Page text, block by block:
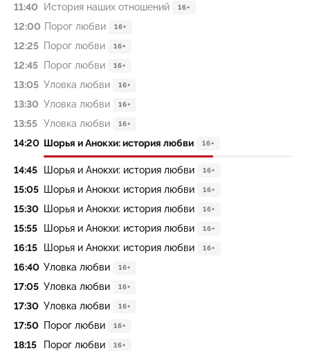
11:40 История наших отношений 16+
12:00 Порог любви 16+
12:25 Порог любви 16+
12:45 Порог любви 16+
13:05 Уловка любви 16+
13:30 Уловка любви 16+
13:55 Уловка любви 16+
14:20 Шорья и Анокхи: история любви 16+
14:45 Шорья и Анокхи: история любви 16+
15:05 Шорья и Анокхи: история любви 16+
15:30 Шорья и Анокхи: история любви 16+
15:55 Шорья и Анокхи: история любви 16+
16:15 Шорья и Анокхи: история любви 16+
16:40 Уловка любви 16+
17:05 Уловка любви 16+
17:30 Уловка любви 16+
17:50 Порог любви 16+
18:15 Порог любви 16+